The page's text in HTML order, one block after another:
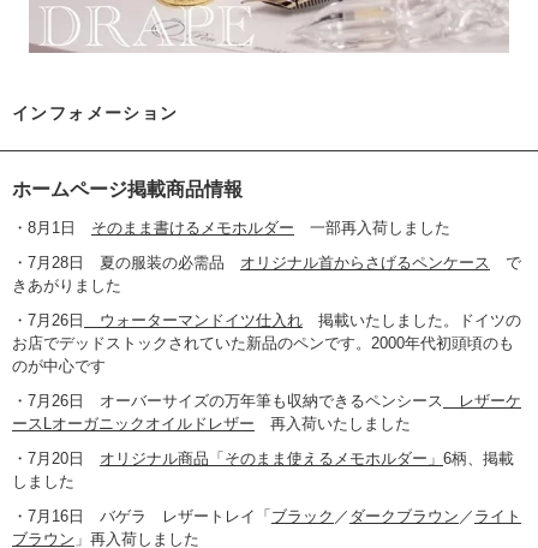
インフォメーション
ホームページ掲載商品情報
・8月1日 そのまま書けるメモホルダー 一部再入荷しました
・7月28日 夏の服装の必需品 オリジナル首からさげるペンケース で
きあがりました
・7月26日
ウォーターマンドイツ仕入れ 掲載いたしました。ドイツの
お店でデッドストックされていた新品のペンです。2000年代初頭頃のも
のが中心です
・7月26日 オーバーサイズの万年筆も収納できるペンシース
レザーケ
ースLオーガニックオイルドレザー 再入荷いたしました
・7月20日 オリジナル商品「そのまま使えるメモホルダー」 6柄、掲載
しました
・7月16日 バゲラ レザートレイ「 ブラック ／ ダークブラウン ／ ライト
ブラウン 」再入荷しました